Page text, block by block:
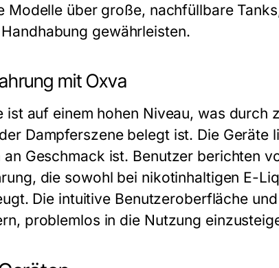
Modelle über große, nachfüllbare
gewährleisten.
mit Oxva
ist auf einem hohen Niveau, was durch
Dampferszene belegt ist. Die Geräte
Geschmack ist. Benutzer berichten
die sowohl bei nikotinhaltigen E-
Die intuitive Benutzeroberfläche
problemlos in die Nutzung